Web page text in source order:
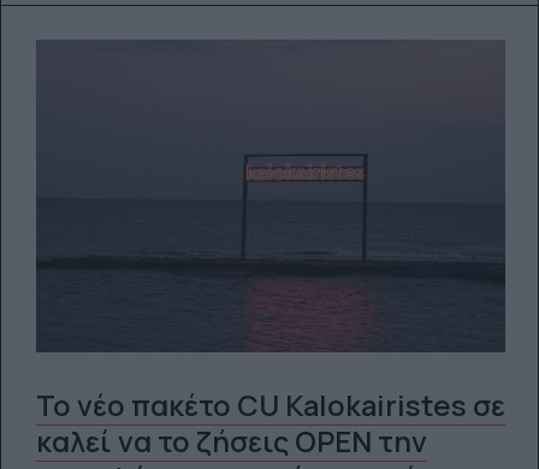
Το νέο πακέτο CU Kalokairistes σε
καλεί να το ζήσεις OPEN την